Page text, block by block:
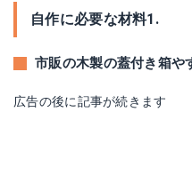
自作に必要な材料1.
市販の木製の蓋付き箱や
広告の後に記事が続きます